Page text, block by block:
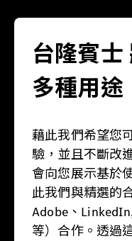
營運據點
營業時間
週一：08:30 - 21:00
週二：08:30 - 21:00
週三：08:30 - 21:00
台隆賓士
多種用途
藉此我們希望您
驗，並且不斷改
會向您展示基於
此我們與精選的
Adobe、
等）合作。透過